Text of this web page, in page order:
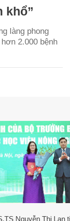
khổ”
làng phong
2.000 bệnh
Nguyễn Thị Lan